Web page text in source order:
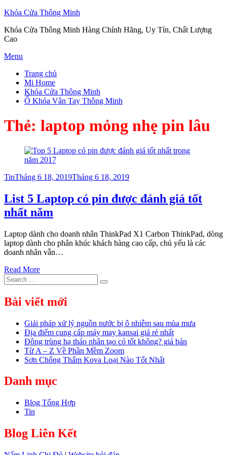
Khóa Cửa Thông Minh
Khóa Cửa Thông Minh Hàng Chính Hãng, Uy Tín, Chất Lượng
Cao
Skip
content
Menu
Trang chủ
Mi Home
Khóa Cửa Thông Minh
Ổ Khóa Vân Tay Thông Minh
Thẻ: laptop mỏng nhẹ pin lâu
TinPosted
Tháng 6 18, 2019Tháng 6 18, 2019
List 5 Laptop có pin được đánh giá tốt
nhất năm
Laptop dành cho doanh nhân ThinkPad X1 Carbon ThinkPad, dòng
laptop dành cho phân khúc khách hàng cao cấp, chủ yếu là các
doanh nhân vẫn…
Read More
Search
for:
Search
Bài viết mới
Giải pháp xử lý nguồn nước bị ô nhiễm sau mùa mưa
Địa điểm cung cấp máy may kansai giá rẻ nhất
Đông trùng hạ thảo nhân tạo có tốt không? giá bán
Từ A – Z Về Phần Mềm Zoom
Sơn Chống Thấm Kova Loại Nào Tốt Nhất
Danh mục
Blog Tổng Hợp
Tin
Blog Liên Kết